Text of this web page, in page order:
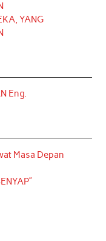
YANG
Eng.
Masa Depan